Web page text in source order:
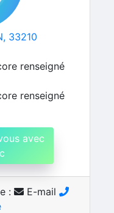
33210
renseigné
renseigné
avec
:
E-mail